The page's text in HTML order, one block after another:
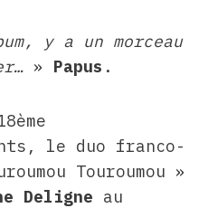
y a un morceau
» Papus .
le duo franco-
Touroumou »
Deligne au